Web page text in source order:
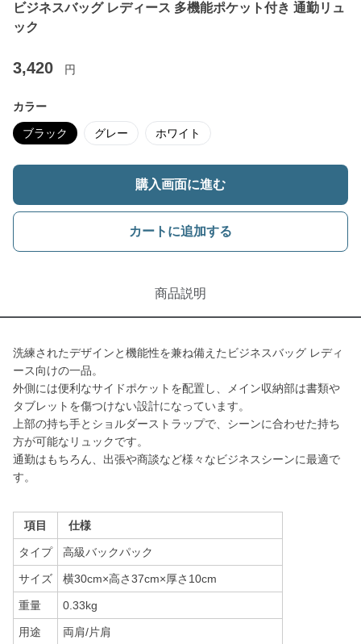
ビジネスバッグ レディース 多機能ポケット付き 通勤リュ
ック
3,420 円
カラー
ブラック グレー ホワイト
購入画面に進む
カートに追加する
商品説明
洗練されたデザインと機能性を兼ね備えたビジネスバッグ レディ
ース向けの一品。
外側には便利なサイドポケットを配置し、メイン収納部は書類や
タブレットを傷つけない設計になっています。
上部の持ち手とショルダーストラップで、シーンに合わせた持ち
方が可能なリュックです。
通勤はもちろん、出張や商談など様々なビジネスシーンに最適で
す。
項目 仕様
タイプ 高級バックパック
サイズ 横30cm×高さ37cm×厚さ10cm
重量 0.33kg
用途 両肩/片肩